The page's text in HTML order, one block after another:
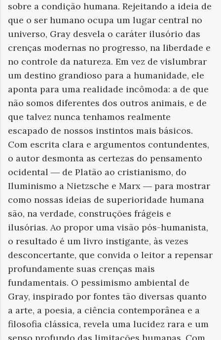
sobre a condição humana. Rejeitando a ideia de
que o ser humano ocupa um lugar central no
universo, Gray desvela o caráter ilusório das
crenças modernas no progresso, na liberdade e
no controle da natureza. Em vez de vislumbrar
um destino grandioso para a humanidade, ele
aponta para uma realidade incômoda: a de que
não somos diferentes dos outros animais, e de
que talvez nunca tenhamos realmente
escapado de nossos instintos mais básicos.
Com escrita clara e argumentos contundentes,
o autor desmonta as certezas do pensamento
ocidental ― de Platão ao cristianismo, do
Iluminismo a Nietzsche e Marx ― para mostrar
como nossas ideias de superioridade humana
são, na verdade, construções frágeis e
ilusórias. Ao propor uma visão pós-humanista,
o resultado é um livro instigante, às vezes
desconcertante, que convida o leitor a repensar
profundamente suas crenças mais
fundamentais. O pessimismo ambiental de
Gray, inspirado por fontes tão diversas quanto
a arte, a poesia, a ciência contemporânea e a
filosofia clássica, revela uma lucidez rara e um